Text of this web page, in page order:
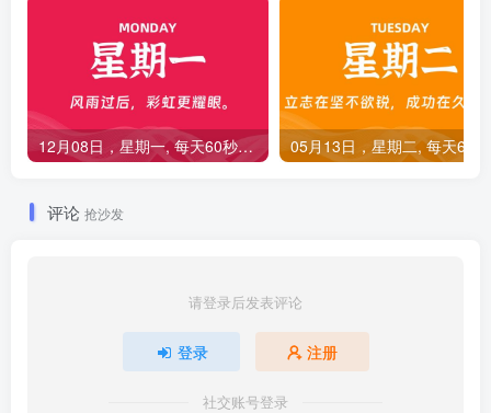
12月08日，星期一, 每天60秒读懂全世界！
评论 抢沙发
请登录后发表评论
登录 注册
社交账号登录